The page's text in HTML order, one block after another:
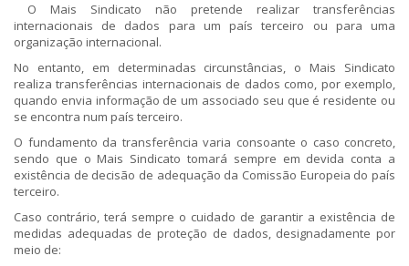
O Mais Sindicato não pretende realizar transferências
internacionais de dados para um país terceiro ou para uma
organização internacional.
No entanto, em determinadas circunstâncias, o Mais Sindicato
realiza transferências internacionais de dados como, por exemplo,
quando envia informação de um associado seu que é residente ou
se encontra num país terceiro.
O fundamento da transferência varia consoante o caso concreto,
sendo que o Mais Sindicato tomará sempre em devida conta a
existência de decisão de adequação da Comissão Europeia do país
terceiro.
Caso contrário, terá sempre o cuidado de garantir a existência de
medidas adequadas de proteção de dados, designadamente por
meio de: